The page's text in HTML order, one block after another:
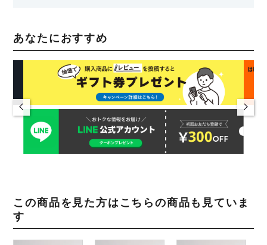
あなたにおすすめ
この商品を見た方はこちらの商品も見ていま
す